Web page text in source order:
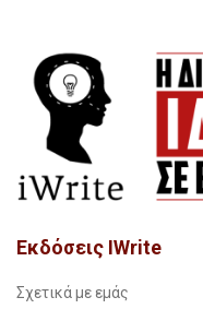
Εκδόσεις IWrite
Σχετικά με εμάς